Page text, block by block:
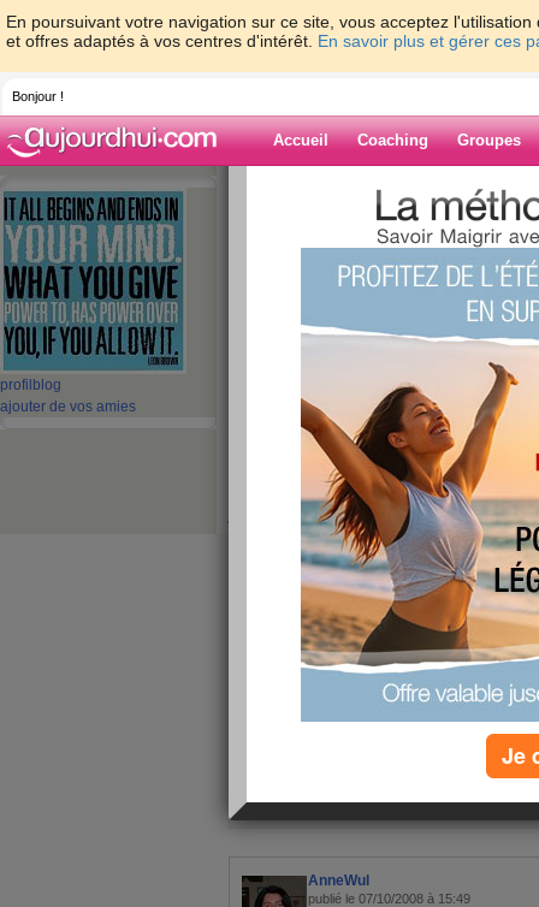
En poursuivant votre navigation sur ce site, vous acceptez
et offres adaptés à vos centres d'intérêt. En savoir plus et gérer ces
Bonjour !
Accueil Coaching Groupes
profil blog
ajouter de vos amies
> > raté...
Blog de vanile
raté...
pour le booster cette semaine, c'est
stoomp dans le frigo, je vais manger
vendredi je sort et à l'eau plate sa ne
je vais quand meme faire attention et
façon je suis en vacances jusqu'au 26
théatre, c'est le soir a 18h ;p
bonne semaine a vous toutes
1 - 3 de 3
AnneWul
publié le 07/10/2008 à 15:49
Je